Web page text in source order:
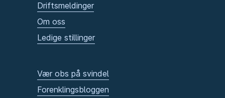
Driftsmeldinger
Om oss
Ledige stillinger
Vær obs på svindel
Forenklingsbloggen